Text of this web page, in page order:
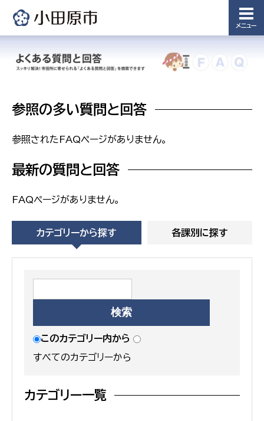
メニュー
員会事
務局
会事務局
課
参照の多い質問と回答
参照されたFAQページがありません。
最新の質問と回答
FAQページがありません。
カテゴリーから探す 各課別に探す
このカテゴリー内から
すべてのカテゴリーから
カテゴリー一覧